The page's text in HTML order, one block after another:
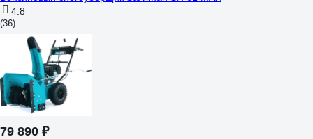
4.8
(36)
79 890 ₽